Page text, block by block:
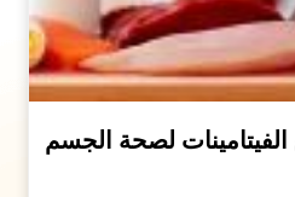
الفيتامينات لصحة الجسم